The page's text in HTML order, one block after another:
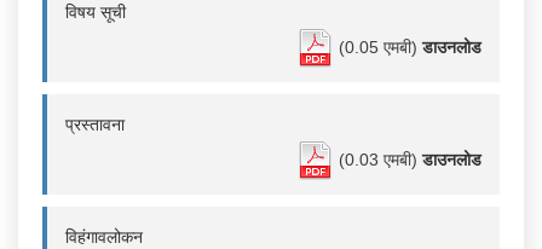
विषय सूची
(0.05 एमबी)डाउनलोड
प्रस्तावना
(0.03 एमबी)डाउनलोड
विहंगावलोकन